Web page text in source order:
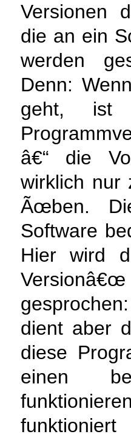
Versionen
die an ein
werden
Denn:
geht, ist
â€“ die
wirklich nur
Ãœben.
Software
Hier wird
dient aber
diese
einen